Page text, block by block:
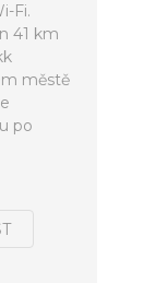
Fi.
41 km
městě
po